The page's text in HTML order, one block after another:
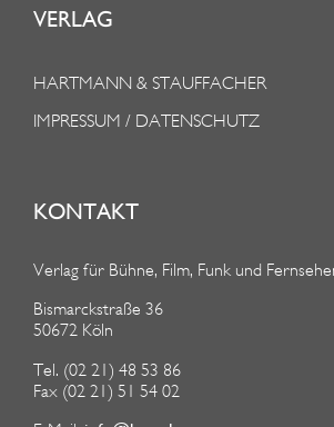
VERLAG
HARTMANN & STAUFFACHER
IMPRESSUM / DATENSCHUTZ
KONTAKT
Verlag für Bühne, Film, Funk und
Bismarckstraße 36
50672 Köln
Tel. (02 21) 48 53 86
Fax (02 21) 51 54 02